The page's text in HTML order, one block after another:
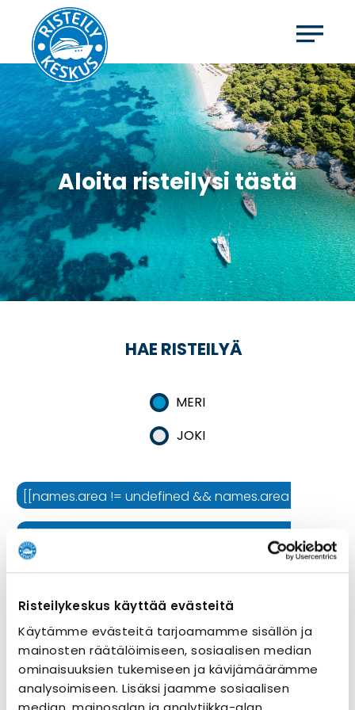
Risteilykeskus käyttää evästeitä
Käytämme evästeitä tarjoamamme sisällön ja
mainosten räätälöimiseen, sosiaalisen median
ominaisuuksien tukemiseen ja kävijämäärämme
analysoimiseen. Lisäksi jaamme sosiaalisen
Aloita risteilysi tästä
HAE RISTEILYÄ
MERI
JOKI
[[names.area != undefined && names.area != '' ?
[[names.cruiseline != undefined && names.cruiseline
[[names.ship != undefined && names.ship != '' ?
Risteilyn kesto